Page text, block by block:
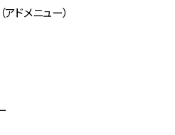
（アドメニュー）